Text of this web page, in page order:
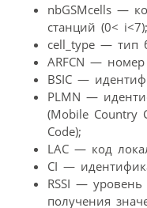
nbGSMcells —
станций (0< i<7);
cell_type — тип
ARFCN — номер
BSIC —
PLMN —
(Mobile Country
Code);
LAC — код
CI —
RSSI —
получения